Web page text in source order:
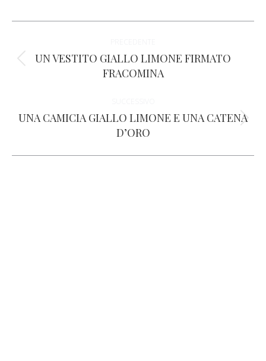
tra
post
Post
UN VESTITO GIALLO LIMONE FIRMATO
FRACOMINA
Prossimo
UNA CAMICIA GIALLO LIMONE E UNA CATENA
D’ORO